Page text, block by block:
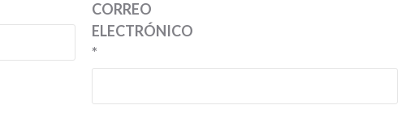
CORREO
ELECTRÓNICO
*